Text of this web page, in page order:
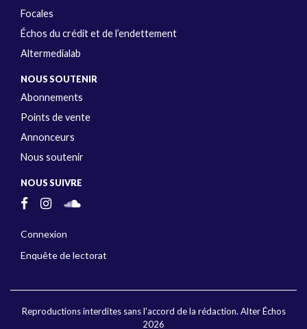
Focales
Échos du crédit et de l’endettement
Altermedialab
NOUS SOUTENIR
Abonnements
Points de vente
Annonceurs
Nous soutenir
NOUS SUIVRE
Connexion
Enquête de lectorat
Reproductions interdites sans l'accord de la rédaction. Alter Échos
2026